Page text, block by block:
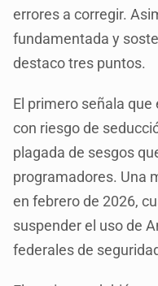
errores a corregir.
fundamentada y
destaco tres puntos.
El primero señala
con riesgo de
plagada de sesgos
programadores. Una
en febrero de 2026,
suspender el uso de
federales de